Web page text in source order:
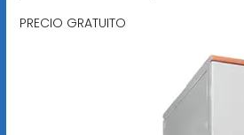
PRECIO GRATUITO